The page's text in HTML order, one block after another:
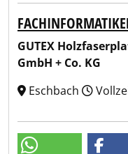
GUTEX
GmbH + Co. KG
Eschbach